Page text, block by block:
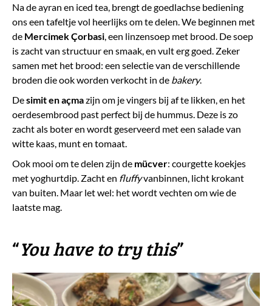
Na de ayran en iced tea, brengt de goedlachse bediening
ons een tafeltje vol heerlijks om te delen. We beginnen met
de Mercimek Çorbasi, een linzensoep met brood. De soep
is zacht van structuur en smaak, en vult erg goed. Zeker
samen met het brood: een selectie van de verschillende
broden die ook worden verkocht in de bakery.
Desimit en açmazijn om je vingers bij af te likken, en het
oerdesembrood past perfect bij de hummus. Deze is zo
zacht als boter en wordt geserveerd met een salade van
witte kaas, munt en tomaat.
Ook mooi om te delen zijn de mücver: courgette koekjes
met yoghurtdip. Zacht en fluffyvanbinnen, licht krokant
van buiten. Maar let wel: het wordt vechten om wie de
laatste mag.
​“You have to try this”